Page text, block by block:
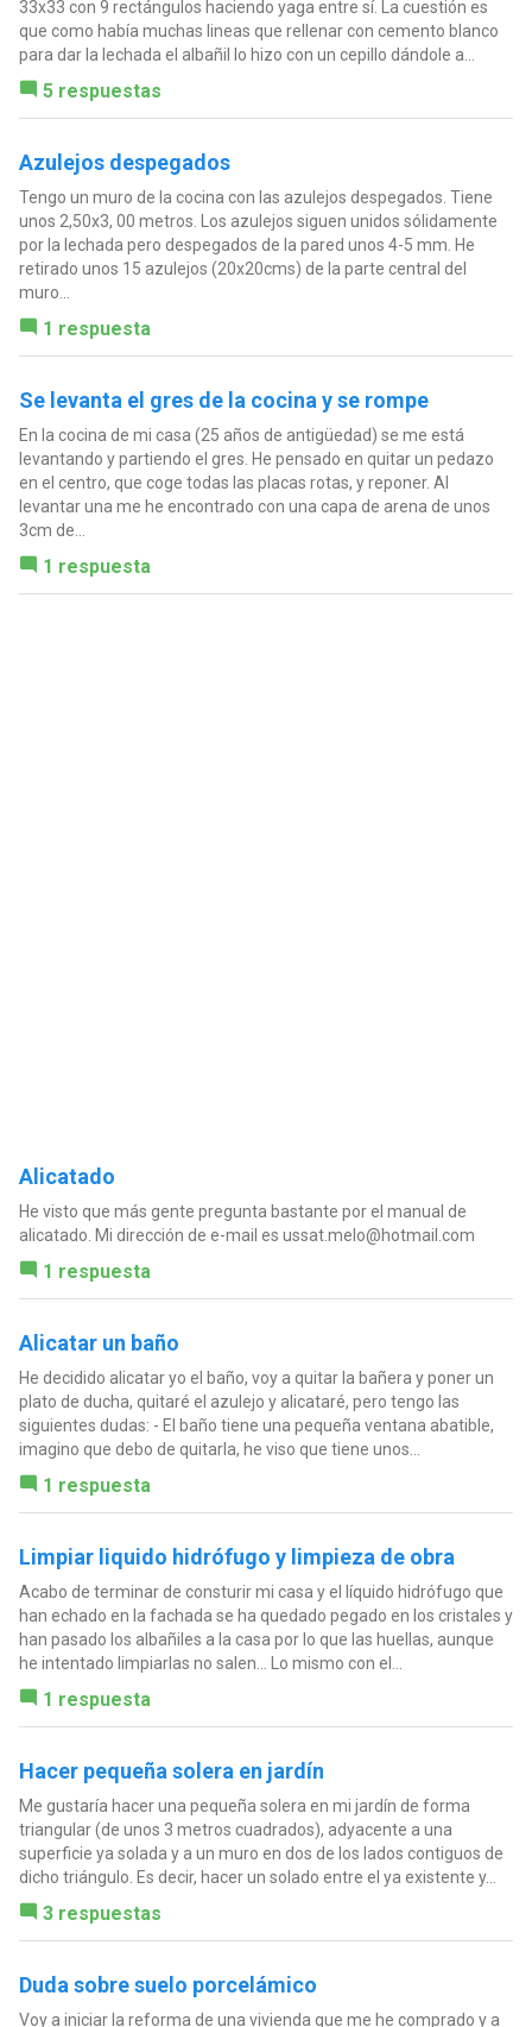
33x33 con 9 rectángulos haciendo yaga entre sí. La cuestión es
que como había muchas lineas que rellenar con cemento blanco
para dar la lechada el albañil lo hizo con un cepillo dándole a...
5 respuestas
Azulejos despegados
Tengo un muro de la cocina con las azulejos despegados. Tiene
unos 2,50x3, 00 metros. Los azulejos siguen unidos sólidamente
por la lechada pero despegados de la pared unos 4-5 mm. He
retirado unos 15 azulejos (20x20cms) de la parte central del
muro...
1 respuesta
Se levanta el gres de la cocina y se rompe
En la cocina de mi casa (25 años de antigüedad) se me está
levantando y partiendo el gres. He pensado en quitar un pedazo
en el centro, que coge todas las placas rotas, y reponer. Al
levantar una me he encontrado con una capa de arena de unos
3cm de...
1 respuesta
Alicatado
He visto que más gente pregunta bastante por el manual de
alicatado. Mi dirección de e-mail es ussat.melo@hotmail.com
1 respuesta
Alicatar un baño
He decidido alicatar yo el baño, voy a quitar la bañera y poner un
plato de ducha, quitaré el azulejo y alicataré, pero tengo las
siguientes dudas: - El baño tiene una pequeña ventana abatible,
imagino que debo de quitarla, he viso que tiene unos...
1 respuesta
Limpiar liquido hidrófugo y limpieza de obra
Acabo de terminar de consturir mi casa y el líquido hidrófugo que
han echado en la fachada se ha quedado pegado en los cristales y
han pasado los albañiles a la casa por lo que las huellas, aunque
he intentado limpiarlas no salen... Lo mismo con el...
1 respuesta
Hacer pequeña solera en jardín
Me gustaría hacer una pequeña solera en mi jardín de forma
triangular (de unos 3 metros cuadrados), adyacente a una
superficie ya solada y a un muro en dos de los lados contiguos de
dicho triángulo. Es decir, hacer un solado entre el ya existente y...
3 respuestas
Duda sobre suelo porcelámico
Voy a iniciar la reforma de una vivienda que me he comprado y a